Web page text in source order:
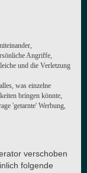
Angriffe,
und die Verletzung
was einzelne
bringen könnte,
'getarnte' Werbung,
verschoben
folgende